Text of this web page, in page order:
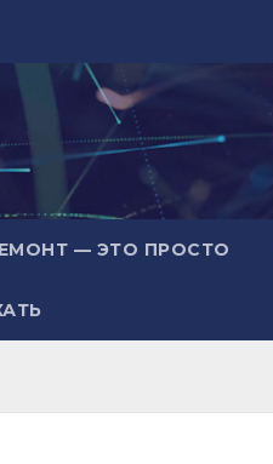
— ЭТО ПРОСТО